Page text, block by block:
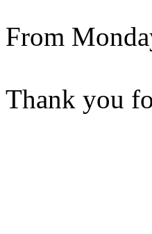
From
Thank you